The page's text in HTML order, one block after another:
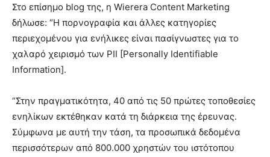
Στο επίσημο blog της, η Wierera Content Marketing
δήλωσε: “Η πορνογραφία και άλλες κατηγορίες
περιεχομένου για ενήλικες είναι πασίγνωστες για το
χαλαρό χειρισμό των PII [Personally Identifiable
Information].
“Στην πραγματικότητα, 40 από τις 50 πρώτες τοποθεσίες
ενηλίκων εκτέθηκαν κατά τη διάρκεια της έρευνας.
Σύμφωνα με αυτή την τάση, τα προσωπικά δεδομένα
περισσότερων από 800.000 χρηστών του ιστότοπου